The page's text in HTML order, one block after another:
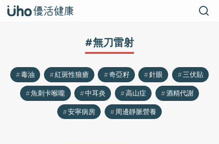
#無刀雷射
毒油 紅斑性狼瘡 奇亞籽 針眼
三伏貼
魚刺卡喉嚨
中耳炎 高山症
酒精代謝
安寧病房
周邊靜脈營養